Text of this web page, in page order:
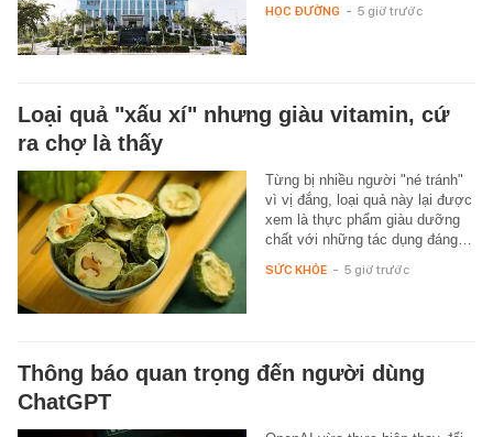
HỌC ĐƯỜNG - 5 giờ trước
Loại quả "xấu xí" nhưng giàu vitamin, cứ
ra chợ là thấy
Từng bị nhiều người "né tránh"
vì vị đắng, loại quả này lại được
xem là thực phẩm giàu dưỡng
chất với những tác dụng đáng…
SỨC KHỎE - 5 giờ trước
Thông báo quan trọng đến người dùng
ChatGPT